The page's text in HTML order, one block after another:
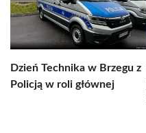
Dzień Technika w Brzegu z
Policją w roli głównej